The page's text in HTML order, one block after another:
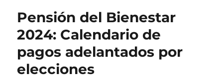
Pensión del Bienestar
2024: Calendario de
pagos adelantados por
elecciones